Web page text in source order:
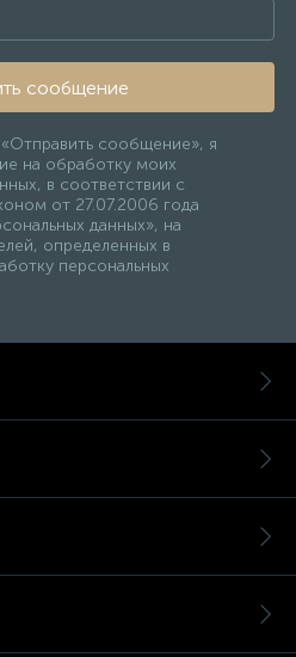
сообщение
сообщение», я
на обработку моих
в соответствии с
от 27.07.2006 года
данных», на
определенных в
персональных